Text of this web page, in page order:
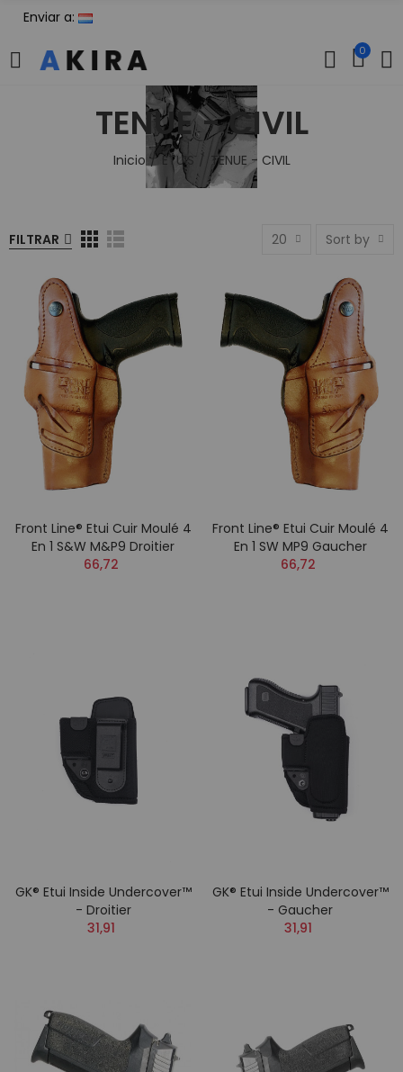
Enviar a:
0
TENUE - CIVIL
Inicio ETUIS TENUE - CIVIL
FILTRAR 20 Sort by
Front Line® Etui Cuir Moulé 4
En 1 S&W M&P9 Droitier
66,72
Front Line® Etui Cuir Moulé 4
En 1 SW MP9 Gaucher
66,72
GK® Etui Inside Undercover™
- Droitier
31,91
GK® Etui Inside Undercover™
- Gaucher
31,91